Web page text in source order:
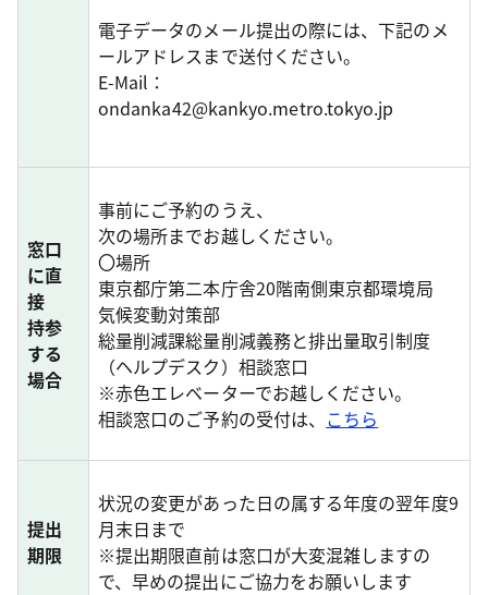
電子データのメール提出の際には、下記のメ
ールアドレスまで送付ください。
E-Mail：
ondanka42@kankyo.metro.tokyo.jp
窓口
に直
接
持参
する
場合
事前にご予約のうえ、
次の場所までお越しください。
〇場所
東京都庁第二本庁舎20階南側東京都環境局
気候変動対策部
総量削減課総量削減義務と排出量取引制度
（ヘルプデスク）相談窓口
※赤色エレベーターでお越しください。
相談窓口のご予約の受付は、 こちら
提出
期限
状況の変更があった日の属する年度の翌年度9
月末日まで
※提出期限直前は窓口が大変混雑しますの
で、早めの提出にご協力をお願いします